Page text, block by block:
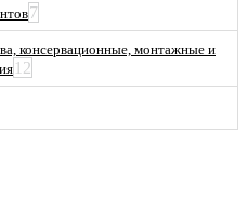
7
консервационные, монтажные и
12